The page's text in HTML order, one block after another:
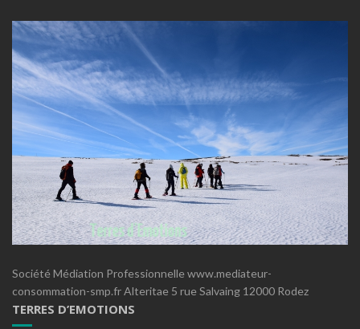
Société Médiation Professionnelle www.mediateur-
consommation-smp.fr Alteritae 5 rue Salvaing 12000 Rodez
TERRES D’EMOTIONS